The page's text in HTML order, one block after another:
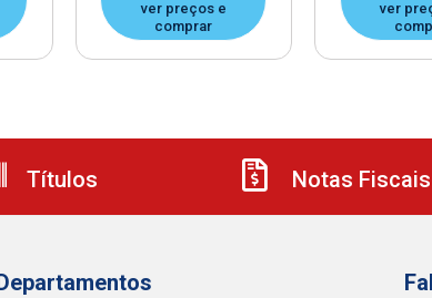
ver preços e
comprar
ver
Títulos Notas Fiscais